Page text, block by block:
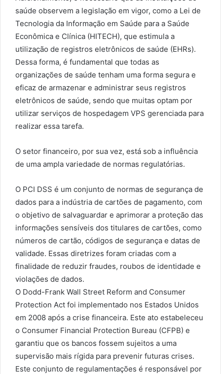
saúde observem a legislação em vigor, como a Lei de
Tecnologia da Informação em Saúde para a Saúde
Econômica e Clínica (HITECH), que estimula a
utilização de registros eletrônicos de saúde (EHRs).
Dessa forma, é fundamental que todas as
organizações de saúde tenham uma forma segura e
eficaz de armazenar e administrar seus registros
eletrônicos de saúde, sendo que muitas optam por
utilizar serviços de hospedagem VPS gerenciada para
realizar essa tarefa.
O setor financeiro, por sua vez, está sob a influência
de uma ampla variedade de normas regulatórias.
O PCI DSS é um conjunto de normas de segurança de
dados para a indústria de cartões de pagamento, com
o objetivo de salvaguardar e aprimorar a proteção das
informações sensíveis dos titulares de cartões, como
números de cartão, códigos de segurança e datas de
validade. Essas diretrizes foram criadas com a
finalidade de reduzir fraudes, roubos de identidade e
violações de dados.
O Dodd-Frank Wall Street Reform and Consumer
Protection Act foi implementado nos Estados Unidos
em 2008 após a crise financeira. Este ato estabeleceu
o Consumer Financial Protection Bureau (CFPB) e
garantiu que os bancos fossem sujeitos a uma
supervisão mais rígida para prevenir futuras crises.
Este conjunto de regulamentações é responsável por